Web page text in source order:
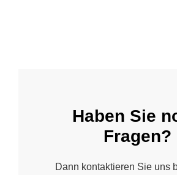
Haben Sie
Fragen?
Dann kontaktieren Sie uns